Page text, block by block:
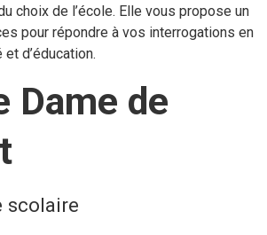
choix de l’école. Elle vous propose un
pour répondre à vos interrogations en
d’éducation.
Dame de
scolaire